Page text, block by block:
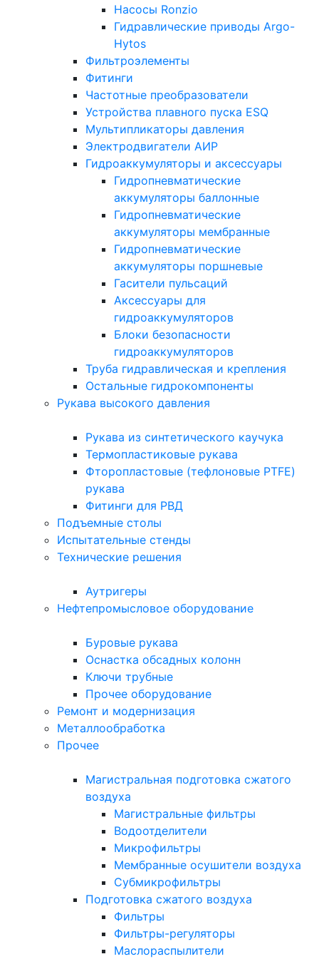
Насосы Ronzio
Гидравлические приводы Argo-
Hytos
Фильтроэлементы
Фитинги
Частотные преобразователи
Устройства плавного пуска ESQ
Мультипликаторы давления
Электродвигатели АИР
Гидроаккумуляторы и аксессуары
Гидропневматические
аккумуляторы баллонные
Гидропневматические
аккумуляторы мембранные
Гидропневматические
аккумуляторы поршневые
Гасители пульсаций
Аксессуары для
гидроаккумуляторов
Блоки безопасности
гидроаккумуляторов
Труба гидравлическая и крепления
Остальные гидрокомпоненты
Рукава высокого давления
Рукава из синтетического каучука
Термопластиковые рукава
Фторопластовые (тефлоновые PTFE)
рукава
Фитинги для РВД
Подъемные столы
Испытательные стенды
Технические решения
Аутригеры
Нефтепромысловое оборудование
Буровые рукава
Оснастка обсадных колонн
Ключи трубные
Прочее оборудование
Ремонт и модернизация
Металлообработка
Прочее
Магистральная подготовка сжатого
воздуха
Магистральные фильтры
Водоотделители
Микрофильтры
Мембранные осушители воздуха
Субмикрофильтры
Подготовка сжатого воздуха
Фильтры
Фильтры-регуляторы
Маслораспылители